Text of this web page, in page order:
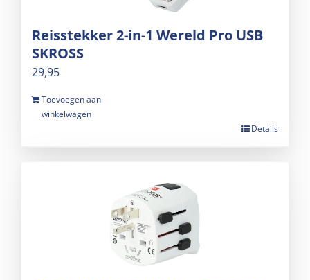
Reisstekker 2-in-1 Wereld Pro USB
SKROSS
29,95
Toevoegen aan
winkelwagen
Details